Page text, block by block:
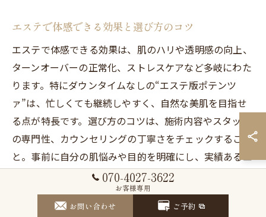
エステで体感できる効果と選び方のコツ
エステで体感できる効果は、肌のハリや透明感の向上、
ターンオーバーの正常化、ストレスケアなど多岐にわた
ります。特にダウンタイムなしの“エステ版ポテンツ
ァ”は、忙しくても継続しやすく、自然な美肌を目指せ
る点が特長です。選び方のコツは、施術内容やスタッフ
の専門性、カウンセリングの丁寧さをチェックするこ
と。事前に自分の肌悩みや目的を明確にし、実績あるエ
ステを選ぶことで満足度が高まります。
和歌山エステで人気の施術を徹底比較
070-4027-3622
お客様専用
お問い合わせ ご予約